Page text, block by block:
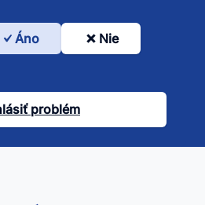
Bol
článok
užitočný?
Áno Nie
problém